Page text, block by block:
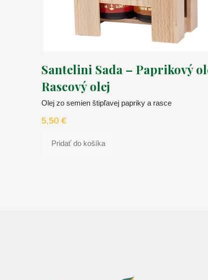
Santelini Sada – Paprikový
Rascový olej
Olej zo semien štipľavej papriky a rasce
5,50€
Pridať do košíka